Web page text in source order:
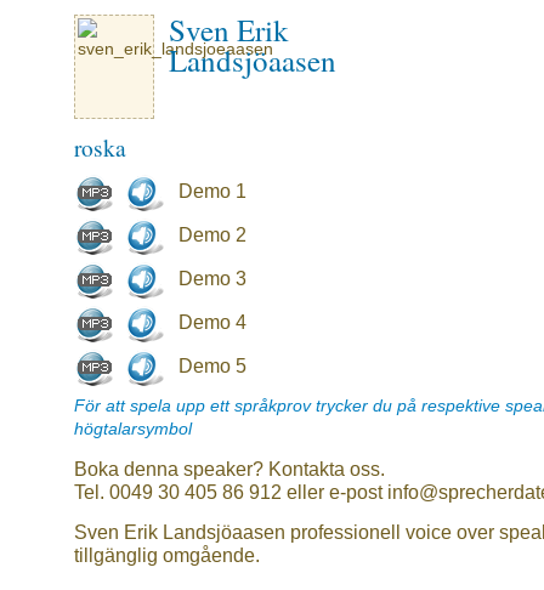
Sven Erik
Landsjöaasen
roska
Demo 1
Demo 2
Demo 3
Demo 4
Demo 5
För att spela upp ett språkprov trycker du på respektive
högtalarsymbol
Boka denna speaker? Kontakta oss.
Tel. 0049 30 405 86 912 eller e-post
Sven Erik Landsjöaasen professionell voice over
tillgänglig omgående.